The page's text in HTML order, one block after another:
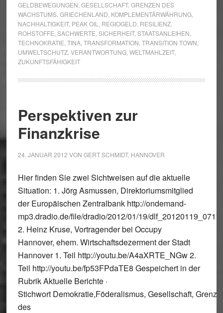
GELDBEWEGUNGEN GESELLSCHAFT, GRENZEN DES
WACHSTUMS, GRIECHENLAND KOMPLEMENTÄRWÄHRUNG,
NACHHALTIGKEIT, PEAK OIL REGIOGELD RESILIENZ,
ROHSTOFFE SACHWERTE SICHERHEIT, STAATSANLEIHEN
TECHNOKRATIE TINA, TRANSFORMATION TRANSITION TOWN
UMWELTSCHUTZ, VERANTWORTUNG, WELTMAHLZEIT,
ZUKUNFTSFÄHIGKEIT
Perspektiven zur
Finanzkrise
24. JANUAR 2012 VON GERT SCHMIDT, HANNOVER
Hier finden Sie zwei Sichtweisen auf die aktuelle
Situation: 1. Jörg Asmussen, Direktoriumsmitglied
der Europäischen Zentralbank http://ondemand-
mp3.dradio.de/file/dradio/2012/01/19/
2. Heinz Kruse, Vortragender bei Occupy
Hannover, ehem. Wirtschaftsdezerment der Stadt
Hannover 1. Teil http://youtu.be/A4aXRTE_NGw 2.
Teil http://youtu.be/fp53FPdaTE8 Gespeichert in der
Rubrik Aktuelle Berichte ·
Stichwort Demokratie,Föderalismus, Gesellschaft,
des